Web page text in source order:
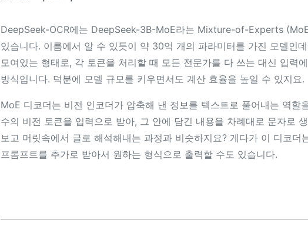
DeepSeek-OCR에는 DeepSeek-3B-MoE라는 Mixture-of-Experts
있습니다. 이름에서 알 수 있듯이 약 30억 개의 파라미터를 가진 모델인
모여있는 형태로, 각 토큰을 처리할 때 모든 전문가를 다 쓰는 대신 입력
방식입니다. 덕분에 모델 규모를 키우면서도 계산 효율을 높일 수 있지요.
MoE 디코더는 비전 인코더가 압축해 낸 정보를 텍스트로 풀어내는 역할
수의 비전 토큰을 입력으로 받아, 그 안에 담긴 내용을 차례대로 문자로
보고 머릿속에서 글로 해석해내는 과정과 비슷하지요? 게다가 이 디코더
프롬프트를 추가로 받아서 원하는 형식으로 출력할 수도 있습니다.